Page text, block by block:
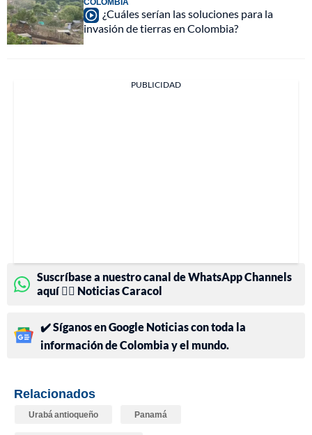
¿Cuáles serían las soluciones para la
invasión de tierras en Colombia?
PUBLICIDAD
Suscríbase a nuestro canal de WhatsApp Channels
aquí 👉🏻 Noticias Caracol
✔️ Síganos en Google Noticias con toda la
información de Colombia y el mundo.
Relacionados
Urabá antioqueño Panamá